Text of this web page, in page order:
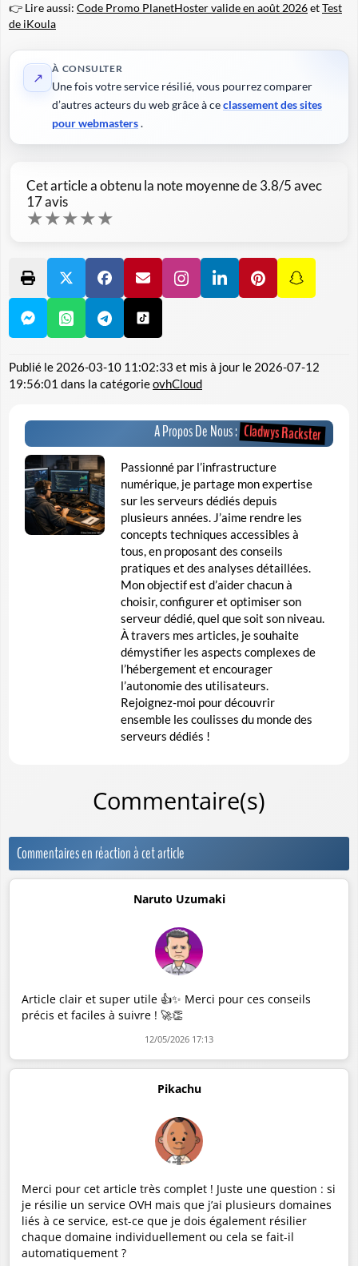
👉 Lire aussi: Code Promo PlanetHoster valide en août 2026etTest
de iKoula
↗
À CONSULTER
Une fois votre service résilié, vous pourrez comparer
d’autres acteurs du web grâce à ceclassement des sites
pour webmasters.
Cet article a obtenu la note moyenne de3.8/5 avec
17avis
★★★★★
Publié le 2026-03-10 11:02:33 et mis à jour le 2026-07-12
19:56:01 dans la catégorieovhCloud
A Propos De Nous :Cladwys Rackster
Passionné par l’infrastructure
numérique, je partage mon expertise
sur les serveurs dédiés depuis
plusieurs années. J’aime rendre les
concepts techniques accessibles à
tous, en proposant des conseils
pratiques et des analyses détaillées.
Mon objectif est d’aider chacun à
choisir, configurer et optimiser son
serveur dédié, quel que soit son niveau.
À travers mes articles, je souhaite
démystifier les aspects complexes de
l’hébergement et encourager
l’autonomie des utilisateurs.
Rejoignez-moi pour découvrir
ensemble les coulisses du monde des
serveurs dédiés !
Commentaire(s)
Commentaires en réaction à cet article
Naruto Uzumaki
Article clair et super utile 👍✨ Merci pour ces conseils
précis et faciles à suivre ! 🚀👏
12/05/2026 17:13
Pikachu
Merci pour cet article très complet ! Juste une question : si
je résilie un service OVH mais que j’ai plusieurs domaines
liés à ce service, est-ce que je dois également résilier
chaque domaine individuellement ou cela se fait-il
automatiquement ?